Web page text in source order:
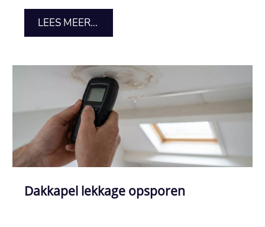
LEES MEER...
Dakkapel lekkage opsporen